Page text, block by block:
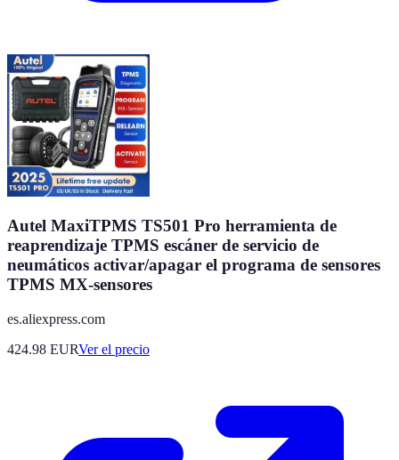
Autel MaxiTPMS TS501 Pro herramienta de
reaprendizaje TPMS escáner de servicio de
neumáticos activar/apagar el programa de sensores
TPMS MX-sensores
es.aliexpress.com
424.98 EURVer el precio